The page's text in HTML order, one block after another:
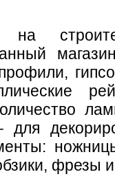
на
для
фрезы и